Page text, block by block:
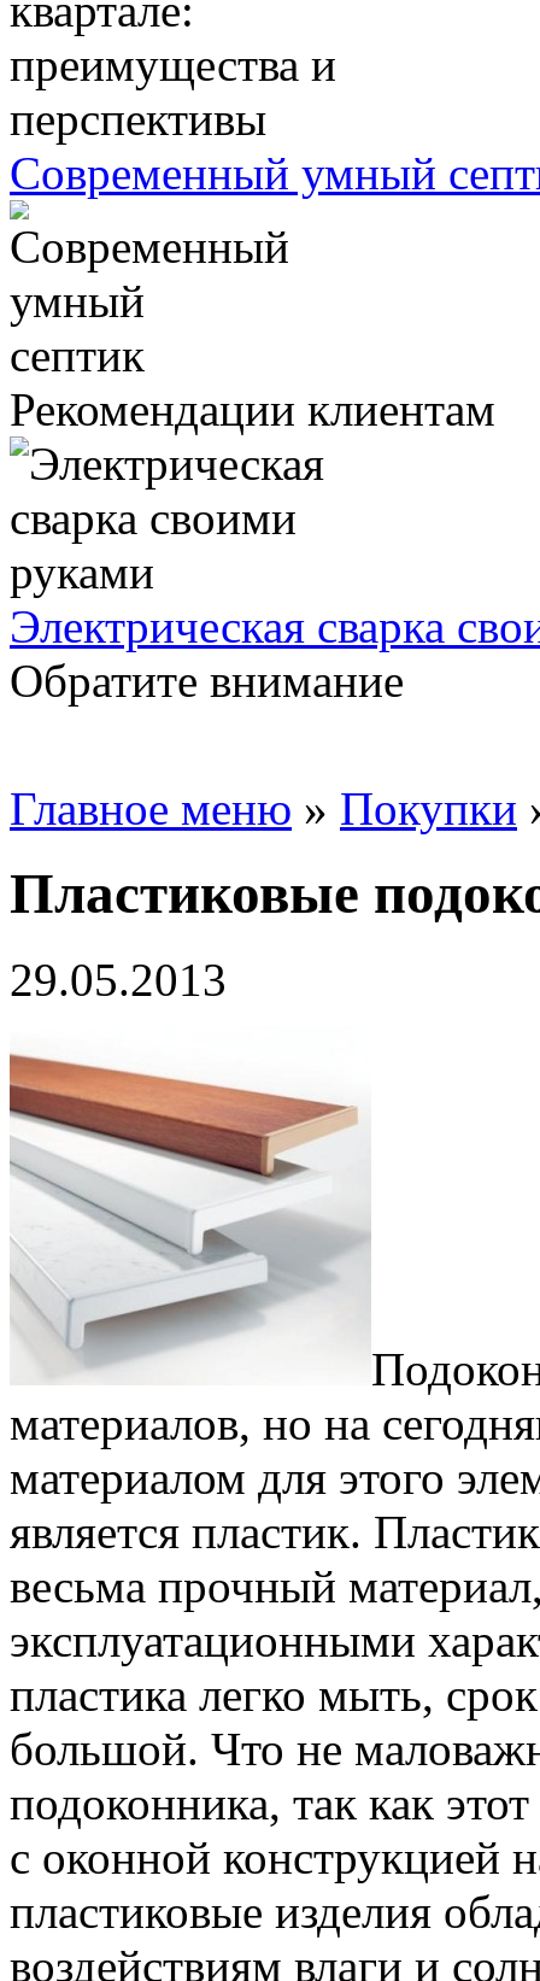
Современный умный
Рекомендации клиентам
Электрическая сварка
Обратите внимание
Главное меню » Покупки
Пластиковые
29.05.2013
материалов, но на
материалом для этого
является пластик.
весьма прочный
эксплуатационными
пластика легко мыть,
большой. Что не
подоконника, так как
с оконной конструкцией
пластиковые изделия
воздействиям влаги и